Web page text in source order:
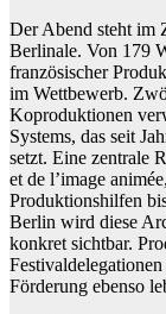
Der Abend steht im
Berlinale. Von 179
französischer
im Wettbewerb.
Koproduktionen
Systems, das seit
setzt. Eine zentrale
et de l’image
Produktionshilfen
Berlin wird diese
konkret sichtbar.
Förderung ebenso